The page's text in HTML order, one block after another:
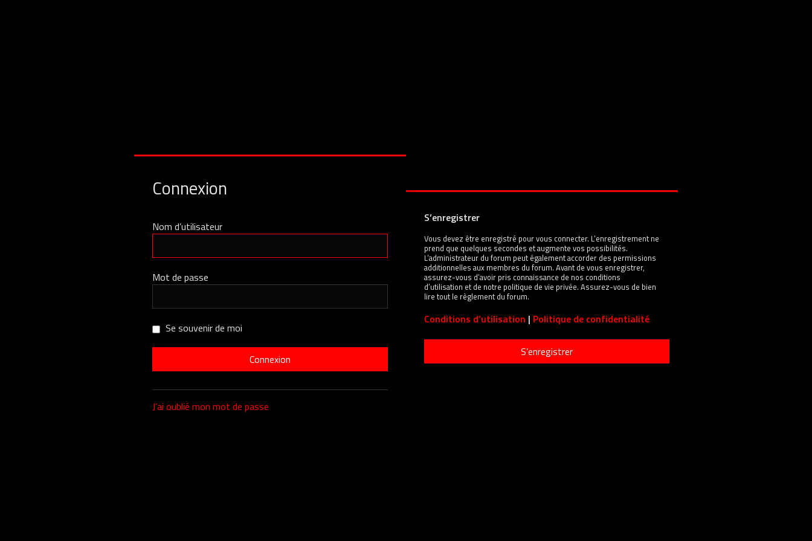
Connexion
Nom d’utilisateur
Mot de passe
Se souvenir de moi
J’ai oublié mon mot de passe
S’enregistrer
Vous devez être enregistré pour vous connecter. L’enregistrement ne
prend que quelques secondes et augmente vos possibilités.
L’administrateur du forum peut également accorder des permissions
additionnelles aux membres du forum. Avant de vous enregistrer,
assurez-vous d’avoir pris connaissance de nos conditions
d’utilisation et de notre politique de vie privée. Assurez-vous de bien
lire tout le règlement du forum.
Conditions d’utilisation | Politique de confidentialité
S’enregistrer